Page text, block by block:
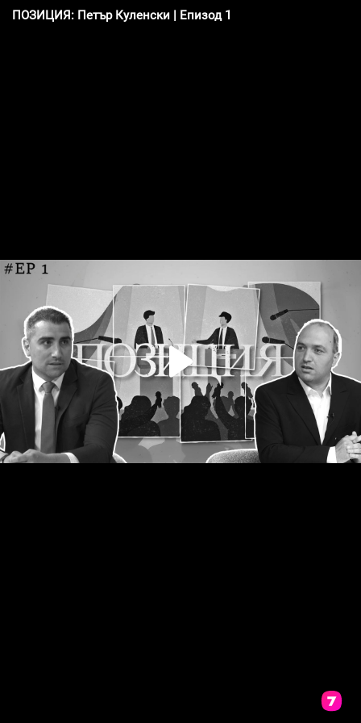
ПОЗИЦИЯ: Петър Куленски | Епизод 1